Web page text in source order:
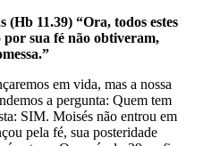
(Hb 11.39) “Ora, todos estes
sua fé não obtiveram,
em vida, mas a nossa
a pergunta: Quem tem
SIM. Moisés não entrou em
pela fé, sua posteridade